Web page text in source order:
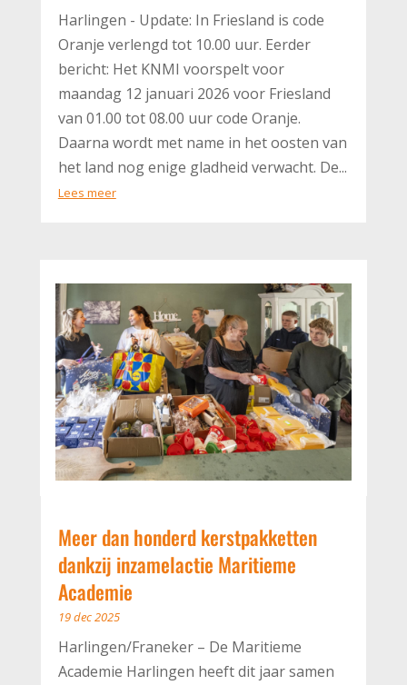
Harlingen - Update: In Friesland is code
Oranje verlengd tot 10.00 uur. Eerder
bericht: Het KNMI voorspelt voor
maandag 12 januari 2026 voor Friesland
van 01.00 tot 08.00 uur code Oranje.
Daarna wordt met name in het oosten van
het land nog enige gladheid verwacht. De...
Lees meer
Meer dan honderd kerstpakketten
dankzij inzamelactie Maritieme
Academie
19 dec 2025
Harlingen/Franeker – De Maritieme
Academie Harlingen heeft dit jaar samen